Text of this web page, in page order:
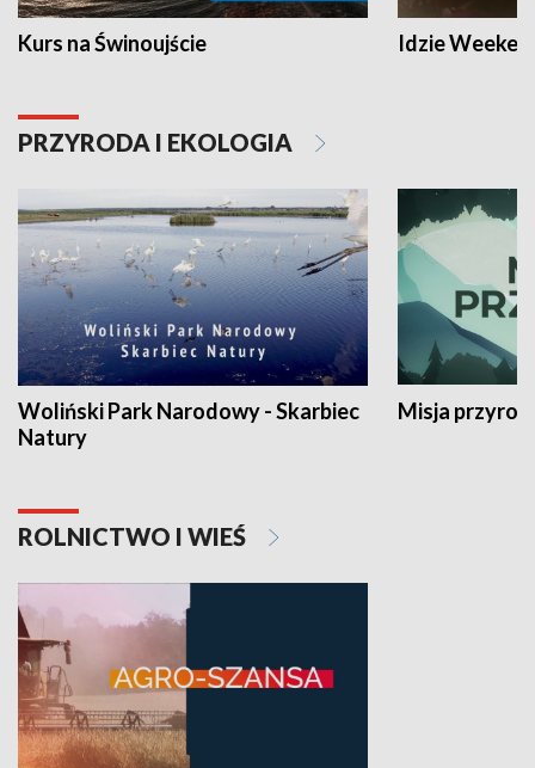
Kurs na Świnoujście Idzie
PRZYRODA I EKOLOGIA
Woliński Park Narodowy - Skarbiec
Natury
Misja
ROLNICTWO I WIEŚ